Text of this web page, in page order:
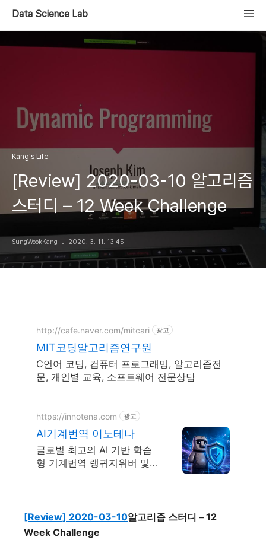
Data Science Lab
Kang's Life
[Review] 2020-03-10 알고리즘
스터디 – 12 Week Challenge
SungWookKang 2020. 3. 11. 13:45
http://cafe.naver.com/mitcari 광고
MIT코딩알고리즘연구원
C언어 코딩, 컴퓨터 프로그래밍, 알고리즘전
문, 개인별 교육, 소프트웨어 전문상담
https://innotena.com 광고
AI기계번역 이노테나
글로벌 최고의 AI 기반 학습
형 기계번역 랭귀지위버 및
[Review] 2020-03-10알고리즘 스터디 – 12
Week Challenge